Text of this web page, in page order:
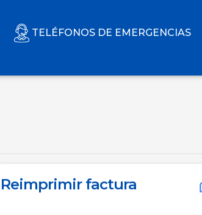
TELÉFONOS DE EMERGENCIAS
Reimprimir factura